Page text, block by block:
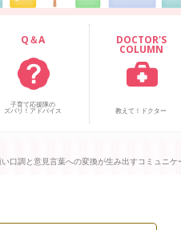
Q＆A
子育て応援隊の
ズバリ！アドバイス
DOCTOR'S
COLUMN
教えて！ドクター
調と意見言葉への変換が生み出すコミュニケ